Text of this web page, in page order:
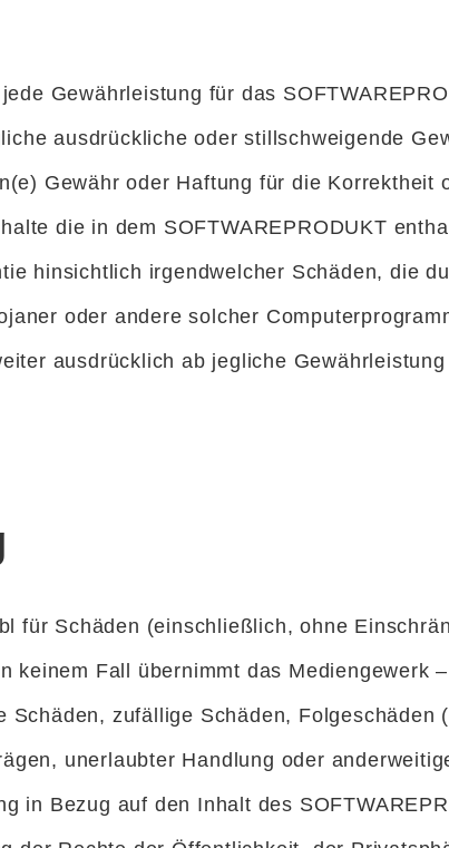
Gewährleistung für das
ausdrückliche oder stillschweigende
Gewähr oder Haftung für die Korrektheit
die in dem SOFTWAREPRODUKT
hinsichtlich irgendwelcher Schäden, die
oder andere solcher
ausdrücklich ab jegliche
für Schäden (einschließlich, ohne
Fall übernimmt das Mediengewerk
zufällige Schäden, Folgeschäden
unerlaubter Handlung oder
in Bezug auf den Inhalt des